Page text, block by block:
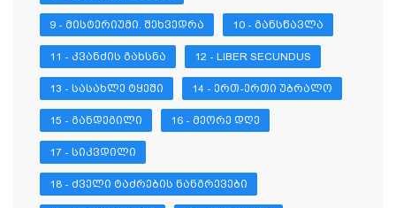
9 - ᲛᲘᲡᲢᲔᲠᲘᲣᲛᲘ. ᲨᲔᲮᲕᲔᲓᲠᲐ 10 - ᲒᲐᲜᲡᲬᲐᲕᲚᲐ
11 - ᲙᲕᲐᲜᲫᲘᲡ ᲒᲐᲮᲡᲜᲐ 12 - LIBER SECUNDUS
13 - ᲡᲐᲡᲐᲮᲚᲔ ᲢᲧᲔᲨᲘ 14 - ᲔᲠᲗ-ᲔᲠᲗᲘ ᲣᲑᲠᲐᲚᲝ
15 - ᲒᲐᲜᲓᲔᲒᲘᲚᲘ 16 - ᲛᲔᲝᲠᲔ ᲓᲦᲔ
17 - ᲡᲘᲙᲕᲓᲘᲚᲘ
18 - ᲫᲕᲔᲚᲘ ᲢᲐᲫᲠᲔᲑᲘᲡ ᲜᲐᲜᲒᲠᲔᲕᲔᲑᲘ